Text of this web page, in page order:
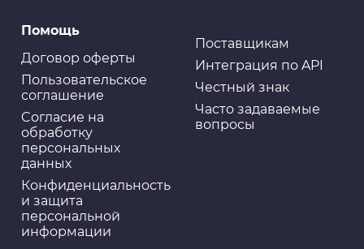
Помощь
Договор оферты
Пользовательское
соглашение
Cогласие на
обработку
персональных
данных
Конфиденциальность
и защита
персональной
информации
Поставщикам
Интеграция по API
Честный знак
Часто задаваемые
вопросы